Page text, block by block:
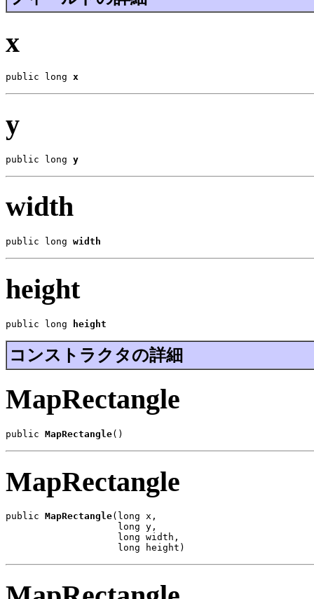
x
public long x
y
public long y
width
public long width
height
public long height
コンストラクタの詳細
MapRectangle
public MapRectangle()
MapRectangle
public MapRectangle(long x,
                    long y,
                    long width,
                    long height)